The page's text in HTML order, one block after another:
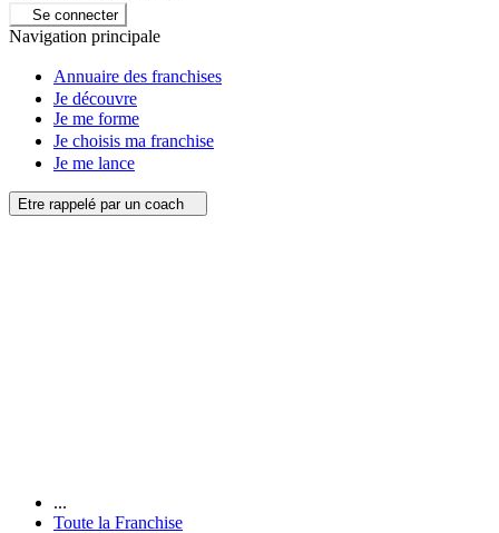
Se connecter
Navigation principale
Annuaire des franchises
Je découvre
Je me forme
Je choisis ma franchise
Je me lance
Etre rappelé par un coach
...
Toute la Franchise